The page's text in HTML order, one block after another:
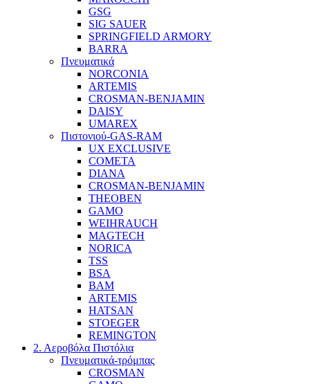
GSG
SIG SAUER
SPRINGFIELD ARMORY
BARRA
Πνευματικά
NORCONIA
ARTEMIS
CROSMAN-BENJAMIN
DAISY
UMAREX
Πιστονιού-GAS-RAM
UX EXCLUSIVE
COMETA
DIANA
CROSMAN-BENJAMIN
THEOBEN
GAMO
WEIHRAUCH
MAGTECH
NORICA
TSS
BSA
BAM
ARTEMIS
HATSAN
STOEGER
REMINGTON
2. Αεροβόλα Πιστόλια
Πνευματικά-τρόμπας
CROSMAN